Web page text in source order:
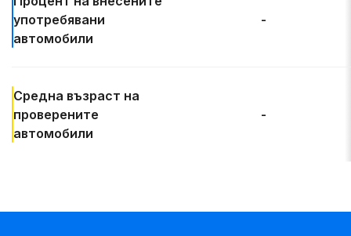
употребявани
автомобили
-
Средна възраст на
проверените
автомобили
-